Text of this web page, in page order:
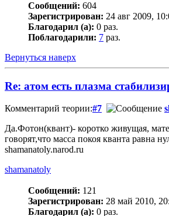
Сообщений: 604
Зарегистрирован: 24 авг 2009,
Благодарил (а): 0 раз.
Поблагодарили: 7 раз.
Вернуться наверх
Re: атом есть плазма
Комментарий теории:#7
Да.Фотон(квант)- коротко живущая,
говорят,что масса покоя кванта равна
shamanatoly.narod.ru
shamanatoly
Сообщений: 121
Зарегистрирован: 28 май 2010,
Благодарил (а): 0 раз.